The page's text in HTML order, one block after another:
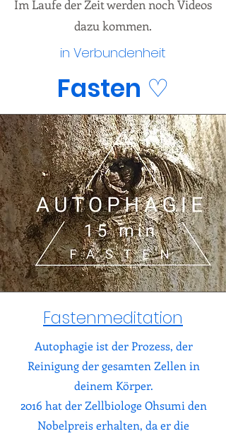
Im Laufe der Zeit werden noch Videos
dazu kommen.
in Verbundenheit
Fasten ♡
Fastenmeditation
Autophagie ist der Prozess, der
Reinigung der gesamten Zellen in
deinem Körper.
2016 hat der Zellbiologe Ohsumi den
Nobelpreis erhalten, da er die